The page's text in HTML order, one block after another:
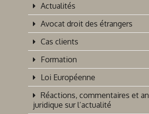
Actualités
Avocat droit des étrangers
Cas clients
Formation
Loi Européenne
Réactions, commentaires et
juridique sur l’actualité